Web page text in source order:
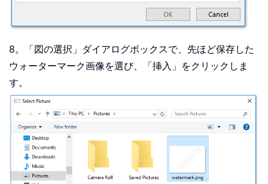
8。「図の選択」ダイアログボックスで、先ほど保存した
ウォーターマーク画像を選び、「挿入」をクリックしま
す。